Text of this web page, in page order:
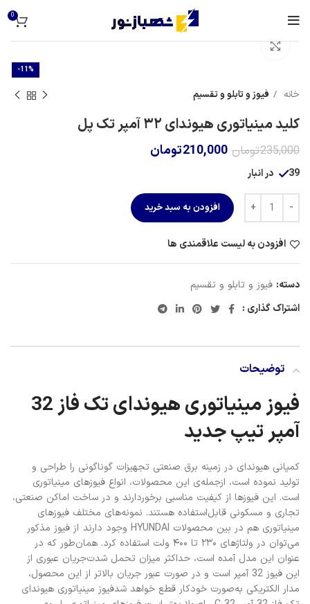
0
-11%
برای بزرگنمایی کلیک کنید
خانه فیوز و تابلو و تقسیم
کلید مینیاتوری هیوندای ۳۲ آمپر تک پل
235,000تومان 210,000تومان
39 در انبار
افزودن به سبد خرید
افزودن به لیست علاقمندی ها
دسته: فیوز و تابلو و تقسیم
اشتراک گذاری :
توضیحات
فیوز مینیاتوری هیوندای تک فاز 32
آمپر تیپ جدید
کمپانی هیوندای در زمینه برق صنعتی تجهیزات گوناگونی را طراحی و
تولید نموده است، ازجمله‌ی این محصولات، انواع فیوزهای مینیاتوری
است. این فیوزها از کیفیت مناسبی برخوردارند و در ساخت اماکن صنعتی،
تجاری و مسکونی قابل‌استفاده هستند. نمونه‌های مختلف فیوزهای
مینیاتوری هم در بین محصولات HYUNDAI وجود دارند از فیوز مذکور
می‌توان در ولتاژهای ۲۳۰ تا ۴۰۰ ولت استفاده کرد. همان‌طور که در
عنوان این مدل آمده است، حداکثر میزان تحمل شدت‌جریان عبوری از
این فیوز 32 آمپر است و در صورت عبور جریان بالاتر از این محصول،
مدار الکتریکی به‌صورت خودکار قطع خواهد شدفیوز مینیاتوری هیوندای